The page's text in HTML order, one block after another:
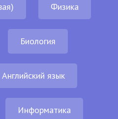
Физика
Биология
Английский язык
Информатика